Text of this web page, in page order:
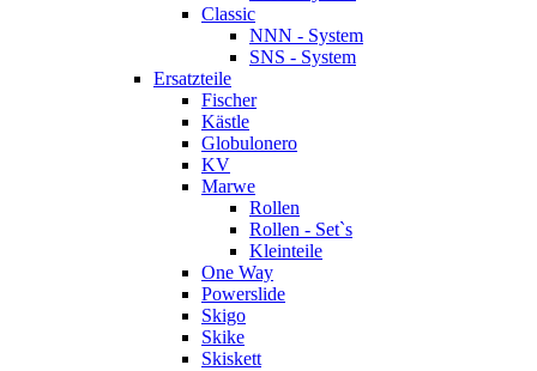
Classic
NNN - System
SNS - System
Ersatzteile
Fischer
Kästle
Globulonero
KV
Marwe
Rollen
Rollen - Set`s
Kleinteile
One Way
Powerslide
Skigo
Skike
Skiskett